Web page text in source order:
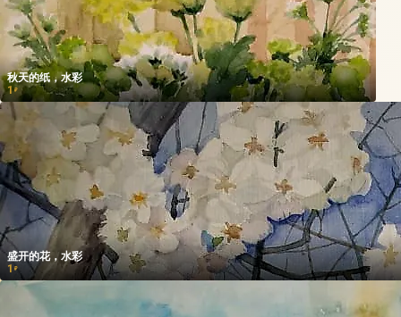
秋天的纸，水彩
1₽
盛开的花，水彩
1 ₽